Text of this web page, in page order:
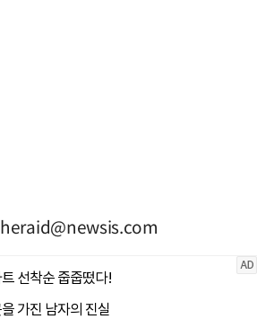
heraid@newsis.com